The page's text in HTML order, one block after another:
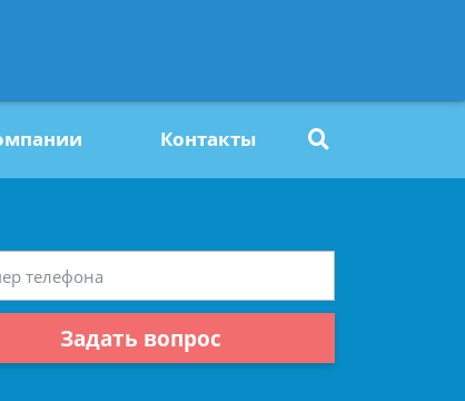
Контакты
Задать вопрос